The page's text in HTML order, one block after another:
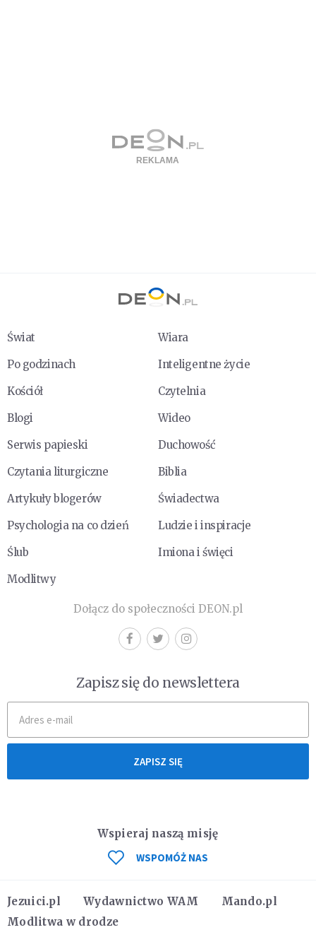
Świat
Wiara
Po godzinach
Inteligentne życie
Kościół
Czytelnia
Blogi
Wideo
Serwis papieski
Duchowość
Czytania liturgiczne
Biblia
Artykuły blogerów
Świadectwa
Psychologia na co dzień
Ludzie i inspiracje
Ślub
Imiona i święci
Modlitwy
Dołącz do społeczności DEON.pl
Zapisz się do newslettera
ZAPISZ SIĘ
Jezuici.pl Wydawnictwo WAM
Mando.pl
Modlitwa w drodze
Wspieraj naszą misję
WSPOMÓŻ NAS